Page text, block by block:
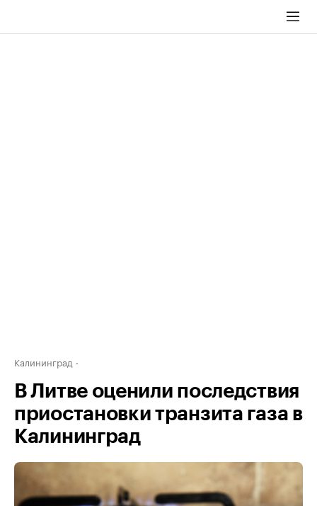
Калининград
В Литве оценили последствия
приостановки транзита газа в
Калининград